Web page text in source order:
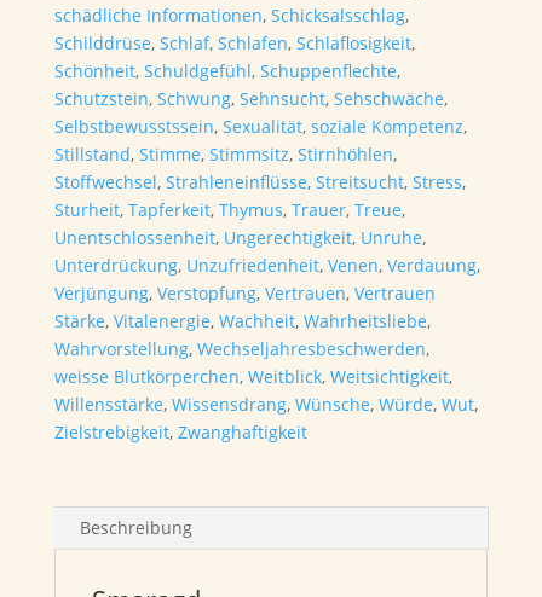
schädliche Informationen, Schicksalsschlag,
Schilddrüse, Schlaf, Schlafen, Schlaflosigkeit,
Schönheit, Schuldgefühl, Schuppenflechte,
Schutzstein, Schwung, Sehnsucht, Sehschwäche,
Selbstbewusstssein, Sexualität, soziale Kompetenz,
Stillstand, Stimme, Stimmsitz, Stirnhöhlen,
Stoffwechsel, Strahleneinflüsse, Streitsucht, Stress,
Sturheit, Tapferkeit, Thymus, Trauer, Treue,
Unentschlossenheit, Ungerechtigkeit, Unruhe,
Unterdrückung, Unzufriedenheit, Venen, Verdauung,
Verjüngung, Verstopfung, Vertrauen, Vertrauen
Stärke, Vitalenergie, Wachheit, Wahrheitsliebe,
Wahrvorstellung, Wechseljahresbeschwerden,
weisse Blutkörperchen, Weitblick, Weitsichtigkeit,
Willensstärke, Wissensdrang, Wünsche, Würde, Wut,
Zielstrebigkeit, Zwanghaftigkeit
Beschreibung